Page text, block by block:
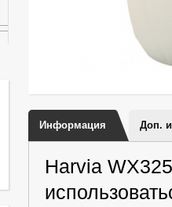
Информация Доп.
Harvia